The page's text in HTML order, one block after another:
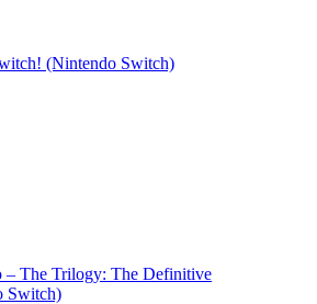
(Nintendo Switch)
– The Trilogy: The Definitive
Switch)